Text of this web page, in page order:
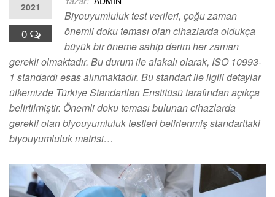
2021
0
Biyouyumluluk test verileri, çoğu zaman
önemli doku teması olan cihazlarda oldukça
büyük bir öneme sahip derim her zaman
gerekli olmaktadır. Bu durum ile alakalı olarak, ISO 10993-
1 standardı esas alınmaktadır. Bu standart ile ilgili detaylar
ülkemizde Türkiye Standartları Enstitüsü tarafından açıkça
belirtilmiştir. Önemli doku teması bulunan cihazlarda
gerekli olan biyouyumluluk testleri belirlenmiş standarttaki
biyouyumluluk matrisi…